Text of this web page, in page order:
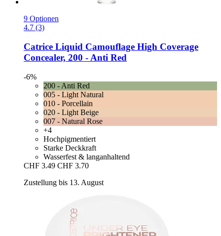
9 Optionen
4.7 (3)
Catrice Liquid Camouflage High Coverage
Concealer, 200 -​ Anti Red
-6%
200 - Anti Red
005 - Light Natural
010 - Porcellain
020 - Light Beige
007 - Natural Rose
+4
Hochpigmentiert
Starke Deckkraft
Wasserfest & langanhaltend
CHF 3.49 CHF 3.70
Zustellung bis 13. August